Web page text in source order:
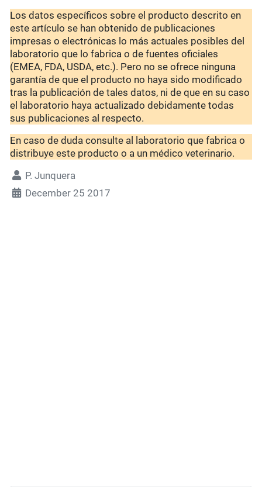
Los datos específicos sobre el producto descrito en
este artículo se han obtenido de publicaciones
impresas o electrónicas lo más actuales posibles del
laboratorio que lo fabrica o de fuentes oficiales
(EMEA, FDA, USDA, etc.). Pero no se ofrece ninguna
garantía de que el producto no haya sido modificado
tras la publicación de tales datos, ni de que en su caso
el laboratorio haya actualizado debidamente todas
sus publicaciones al respecto.
En caso de duda consulte al laboratorio que fabrica o
distribuye este producto o a un médico veterinario.
P. Junquera
December 25 2017